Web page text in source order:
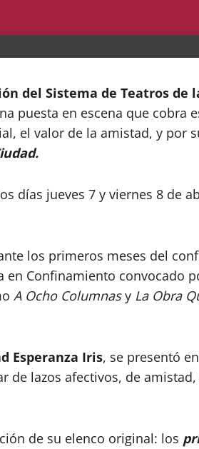
del Sistema de Teatros de
puesta en escena que cobra
el valor de la amistad, y por
días jueves 7 y viernes 8 de
los primeros meses del
Confinamiento convocado
A Ocho Columnasy La Obra
Esperanza Iris, se presentó en
lazos afectivos, de
de su elenco original: los